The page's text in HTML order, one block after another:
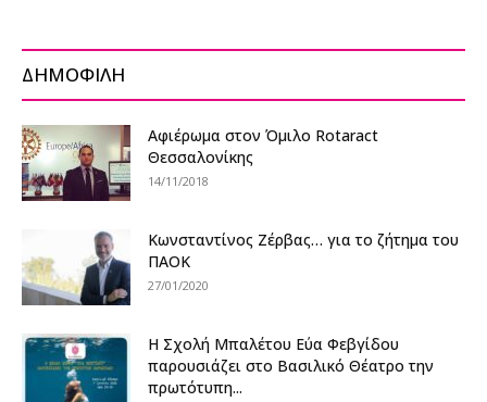
ΔΗΜΟΦΙΛΗ
Αφιέρωμα στον Όμιλο Rotaract
Θεσσαλονίκης
14/11/2018
Κωνσταντίνος Ζέρβας… για το ζήτημα του
ΠΑΟΚ
27/01/2020
Η Σχολή Μπαλέτου Εύα Φεβγίδου
παρουσιάζει στο Βασιλικό Θέατρο την
πρωτότυπη...